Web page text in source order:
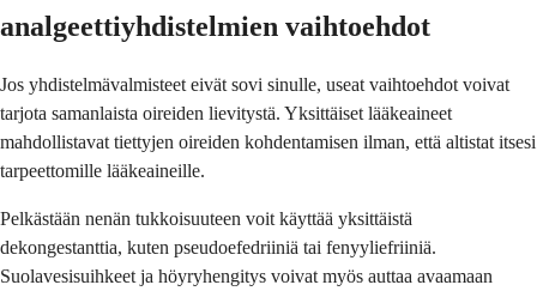
analgeettiyhdistelmien vaihtoehdot
Jos yhdistelmävalmisteet eivät sovi sinulle, useat vaihtoehdot voivat
tarjota samanlaista oireiden lievitystä. Yksittäiset lääkeaineet
mahdollistavat tiettyjen oireiden kohdentamisen ilman, että altistat itsesi
tarpeettomille lääkeaineille.
Pelkästään nenän tukkoisuuteen voit käyttää yksittäistä
dekongestanttia, kuten pseudoefedriiniä tai fenyyliefriiniä.
Suolavesisuihkeet ja höyryhengitys voivat myös auttaa avaamaan